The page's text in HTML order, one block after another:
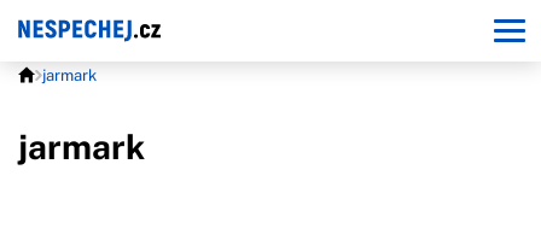
jarmark
jarmark